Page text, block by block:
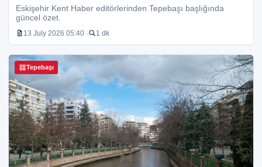
Eskişehir Kent Haber editörlerinden Tepebaşı başlığında
güncel özet.
13 July 2026 05:40 · 1 dk
Tepebaşı